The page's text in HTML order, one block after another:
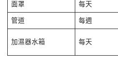
面罩 每天
管道 每週
加濕器水箱 每天